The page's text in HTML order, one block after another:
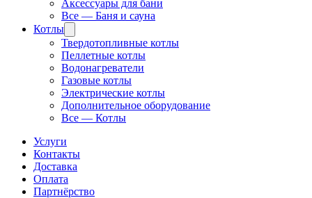
Аксессуары для бани
Все — Баня и сауна
Котлы
Твердотопливные котлы
Пеллетные котлы
Водонагреватели
Газовые котлы
Электрические котлы
Дополнительное оборудование
Все — Котлы
Услуги
Контакты
Доставка
Оплата
Партнёрство